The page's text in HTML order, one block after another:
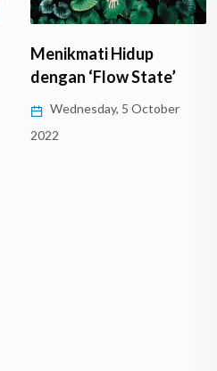
Menikmati Hidup
dengan ‘Flow State’
Wednesday, 5 October
2022